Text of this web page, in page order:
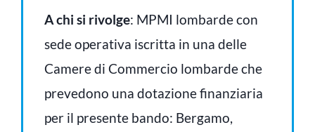
A chi si rivolge: MPMI lombarde con
sede operativa iscritta in una delle
Camere di Commercio lombarde che
prevedono una dotazione finanziaria
per il presente bando: Bergamo,